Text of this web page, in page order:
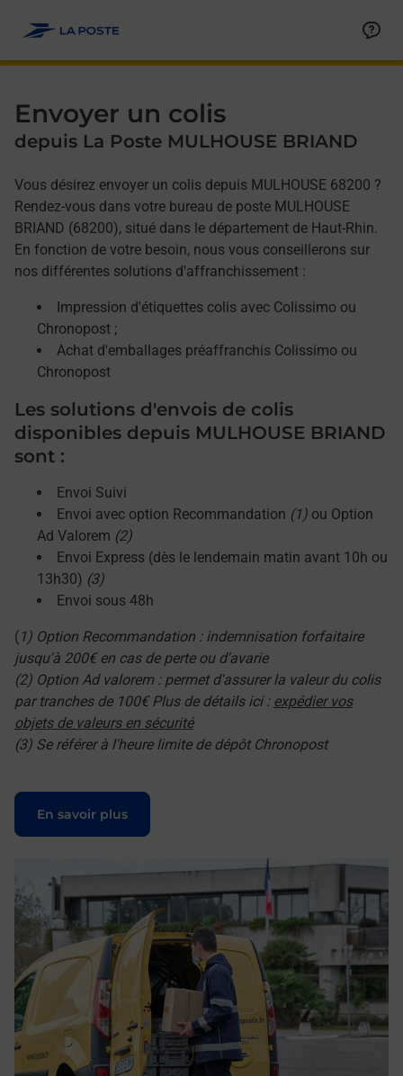
Envoyer un colis
depuis La Poste MULHOUSE BRIAND
Vous désirez envoyer un colis depuis MULHOUSE 68200 ?
Rendez-vous dans votre bureau de poste MULHOUSE
BRIAND (68200), situé dans le département de Haut-Rhin.
En fonction de votre besoin, nous vous conseillerons sur
nos différentes solutions d'affranchissement :
Impression d'étiquettes colis avec Colissimo ou
Chronopost ;
Achat d'emballages préaffranchis Colissimo ou
Chronopost
Les solutions d'envois de colis
disponibles depuis MULHOUSE BRIAND
sont :
Envoi Suivi
Envoi avec option Recommandation (1) ou Option
Ad Valorem (2)
Envoi Express (dès le lendemain matin avant 10h ou
13h30) (3)
Envoi sous 48h
( 1) Option Recommandation : indemnisation forfaitaire
jusqu'à 200€ en cas de perte ou d'avarie
(2) Option Ad valorem : permet d'assurer la valeur du colis
par tranches de 100€ Plus de détails ici : expédier vos
objets de valeurs en sécurité
(3) Se référer à l'heure limite de dépôt Chronopost
En savoir plus
Le lien s'ouvre dans un nouvel onglet